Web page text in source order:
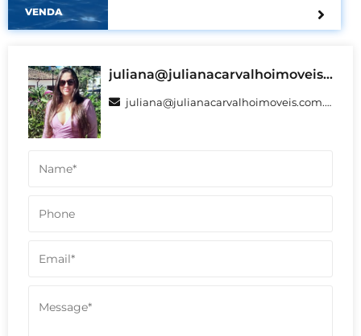
VENDA
juliana@julianacarvalhoimoveis.com.br
juliana@julianacarvalhoimoveis.com.br